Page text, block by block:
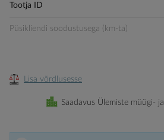
Tootja ID
Püsikliendi soodustusega (km-ta)
Lisa võrdlusesse
Saadavus Ülemiste müügi-